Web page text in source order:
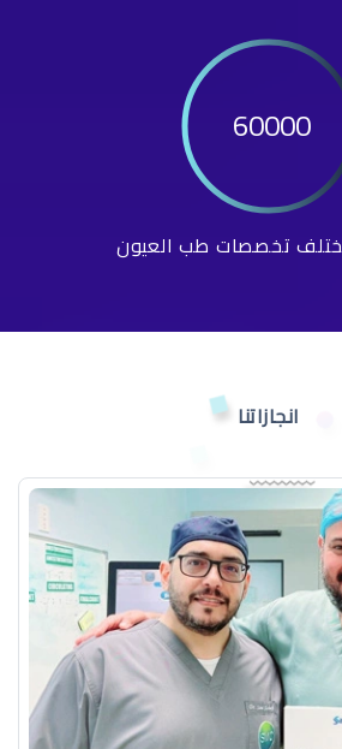
60000
تخصصات طب العيون
انجازاتنا